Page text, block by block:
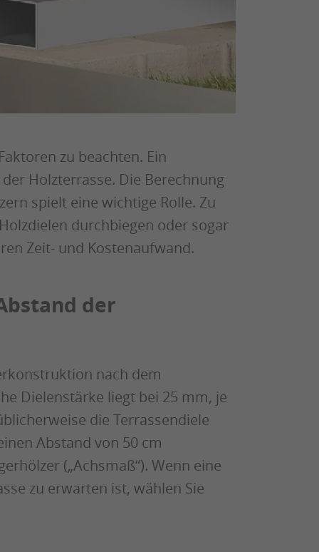
zu beachten. Ein
Holzterrasse. Die Berechnung
spielt eine wichtige Rolle. Zu
durchbiegen oder sogar
Zeit- und Kostenaufwand.
der
nach dem
Dielenstärke liegt bei 25 mm, je
die Terrassendiele
Abstand von 50 cm
(„Achsmaß“). Wenn eine
zu erwarten ist, wählen Sie